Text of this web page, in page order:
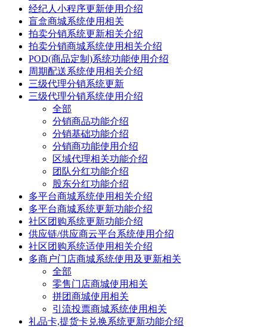
经纪人小程序更新使用介绍
盲盒商城系统使用相关
拍卖分销系统更新相关介绍
拍卖分销商城系统使用相关介绍
POD(商品定制)系统功能使用介绍
周期配送系统使用相关介绍
三级代理分销系统更新
三级代理分销系统使用介绍
全部
分销商品功能介绍
分销基础功能介绍
分销商功能使用介绍
区域代理相关功能介绍
团队分红功能介绍
股东分红功能介绍
多平台商城系统使用相关介绍
多平台商城系统更新功能介绍
社区团购系统更新功能介绍
供应链/供应商云平台系统使用介绍
社区团购系统适使用相关介绍
多商户门店商城系统使用及更新相关
全部
零售门店商城使用相关
拼团商城使用相关
引流投票商城系统使用相关
礼品卡,提货卡兑换系统更新功能介绍